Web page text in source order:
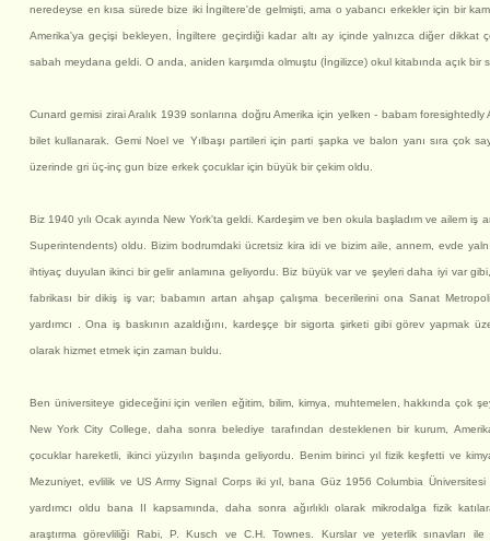
neredeyse en kısa sürede bize iki İngiltere'de gelmişti, ama o yabancı erkekler için bir
Amerika'ya geçişi bekleyen, İngiltere geçirdiği kadar altı ay içinde yalnızca diğer dikkat
sabah meydana geldi. O anda, aniden karşımda olmuştu (İngilizce) okul kitabında açık bir
Cunard gemisi zirai Aralık 1939 sonlarına doğru Amerika için yelken - babam foresightedly
bilet kullanarak. Gemi Noel ve Yılbaşı partileri için parti şapka ve balon yanı sıra çok
üzerinde gri üç-inç gun bize erkek çocuklar için büyük bir çekim oldu.
Biz 1940 yılı Ocak ayında New York'ta geldi. Kardeşim ve ben okula başladım ve ailem iş
Superintendents) oldu. Bizim bodrumdaki ücretsiz kira idi ve bizim aile, annem, evde
ihtiyaç duyulan ikinci bir gelir anlamına geliyordu. Biz büyük var ve şeyleri daha iyi var
fabrikası bir dikiş iş var; babamın artan ahşap çalışma becerilerini ona Sanat
yardımcı . Ona iş baskının azaldığını, kardeşçe bir sigorta şirketi gibi görev yapmak
olarak hizmet etmek için zaman buldu.
Ben üniversiteye gideceğini için verilen eğitim, bilim, kimya, muhtemelen, hakkında çok
New York City College, daha sonra belediye tarafından desteklenen bir kurum,
çocuklar hareketli, ikinci yüzyılın başında geliyordu. Benim birinci yıl fizik keşfetti ve
Mezuniyet, evlilik ve US Army Signal Corps iki yıl, bana Güz 1956 Columbia
yardımcı oldu bana II kapsamında, daha sonra ağırlıklı olarak mikrodalga fizik
araştırma görevliliği Rabi, P. Kusch ve C.H. Townes. Kurslar ve yeterlik sınavları